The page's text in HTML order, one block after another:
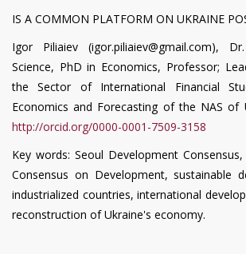
IS A COMMON PLATFORM ON UKRAINE
Igor Piliaiev (igor.piliaiev@gmail.com),
Science, PhD in Economics, Professor;
the Sector of International Financial
Economics and Forecasting of the NAS of
http://orcid.org/0000-0001-7509-3158
Key words: Seoul Development
Consensus on Development, sustainable
industrialized countries, international
reconstruction of Ukraine's economy.